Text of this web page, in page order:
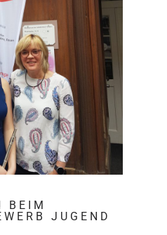
BEIM
JUGEND